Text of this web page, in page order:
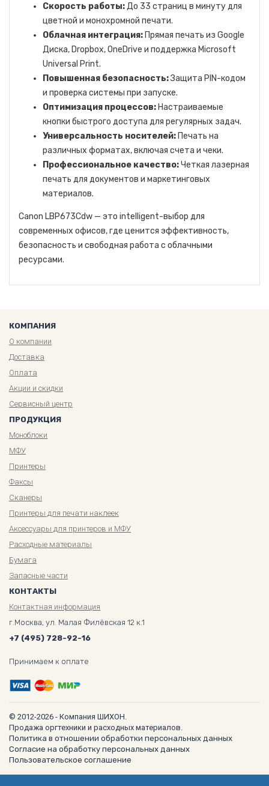
Скорость работы:До 33 страниц в минуту для
цветной и монохромной печати.
Облачная интеграция: Прямая печать из Google
Диска, Dropbox, OneDrive и поддержка Microsoft
Universal Print.
Повышенная безопасность:Защита PIN-кодом
и проверка системы при запуске.
Оптимизация процессов: Настраиваемые
кнопки быстрого доступа для регулярных задач.
Универсальность носителей: Печать на
различных форматах, включая счета и чеки.
Профессиональное качество:Четкая лазерная
печать для документов и маркетинговых
материалов.
Canon LBP673Cdw — это intelligent-выбор для
современных офисов, где ценится эффективность,
безопасность и свободная работа с облачными
ресурсами.
КОМПАНИЯ
О компании
Доставка
Оплата
Акции и скидки
Сервисный центр
ПРОДУКЦИЯ
Моноблоки
МФУ
Принтеры
Факсы
Сканеры
Принтеры для печати наклеек
Аксессуары для принтеров и МФУ
Расходные материалы
Бумага
Запасные части
КОНТАКТЫ
Контактная информация
г.Москва, ул. Малая Филёвская 12 к.1
+7 (495) 728-92-16
Принимаем к оплате
© 2012-2026 - Компания ШИХОН.
Продажа оргтехники и расходных материалов.
Политика в отношении обработки персональных данных
Согласие на обработку персональных данных
Пользовательское соглашение